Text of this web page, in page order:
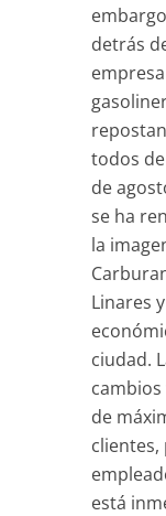
detrás
todos
de
se ha
la
Linares
ciudad.
de
está